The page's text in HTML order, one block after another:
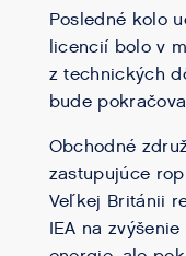
Posledné kolo
licencií bolo v
z technických
bude
Obchodné
zastupujúce
Veľkej Británii
IEA na